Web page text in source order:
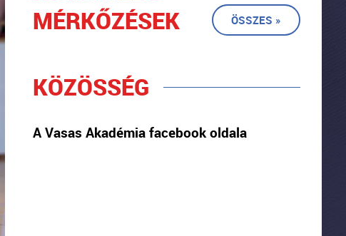
MÉRKŐZÉSEK
ÖSSZES »
KÖZÖSSÉG
A Vasas Akadémia facebook oldala